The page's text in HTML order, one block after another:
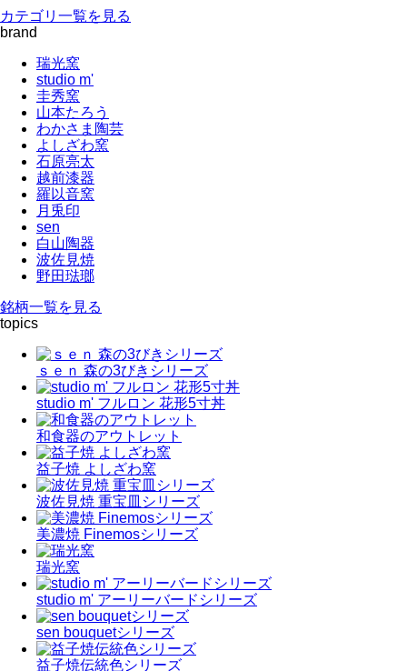
カテゴリ一覧を見る
brand
瑞光窯
studio m'
圭秀窯
山本たろう
わかさま陶芸
よしざわ窯
石原亮太
越前漆器
羅以音窯
月兎印
sen
白山陶器
波佐見焼
野田琺瑯
銘柄一覧を見る
topics
ｓｅｎ 森の3びきシリーズ
studio m' フルロン 花形5寸丼
和食器のアウトレット
益子焼 よしざわ窯
波佐見焼 重宝皿シリーズ
美濃焼 Finemosシリーズ
瑞光窯
studio m' アーリーバードシリーズ
sen bouquetシリーズ
益子焼伝統色シリーズ